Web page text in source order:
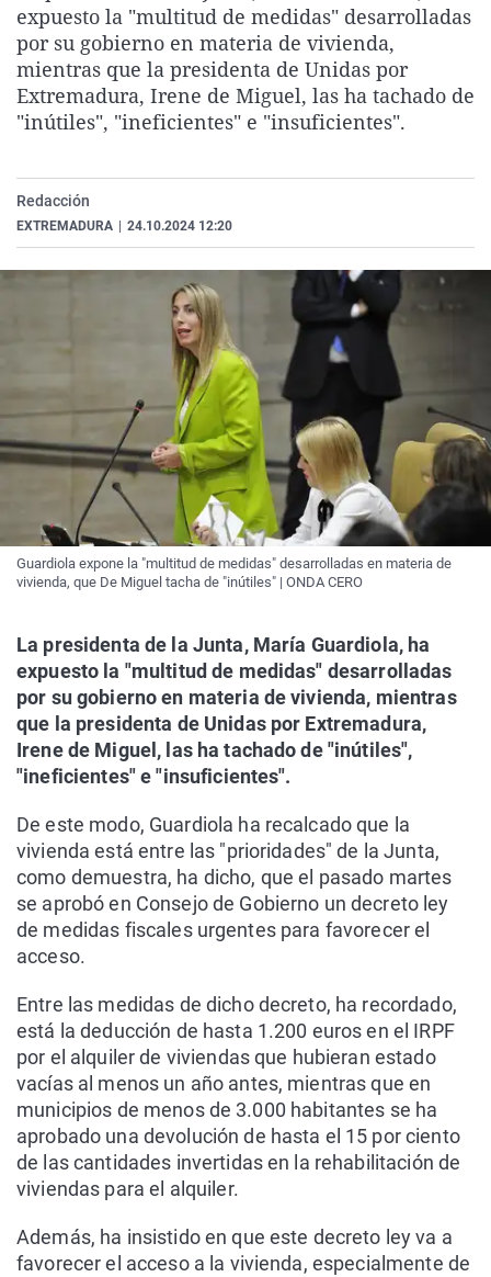
La rosa de los vientos
Gente viajera
Como el perro y el
Caso
Retornados
Equipo de
Operación Viuda
Extremadura
Galicia
La Rioja
Navarra
Virales
Televisión
Elecciones
expuesto la "multitud de medidas" desarrolladas
por su gobierno en materia de vivienda,
mientras que la presidenta de Unidas por
Extremadura, Irene de Miguel, las ha tachado de
"inútiles", "ineficientes" e "insuficientes".
Redacción
EXTREMADURA 24.10.2024 12:20
Guardiola expone la "multitud de medidas" desarrolladas en materia de
vivienda, que De Miguel tacha de "inútiles" | ONDA CERO
La presidenta de la Junta, María Guardiola, ha
expuesto la "multitud de medidas" desarrolladas
por su gobierno en materia de vivienda, mientras
que la presidenta de Unidas por Extremadura,
Irene de Miguel, las ha tachado de "inútiles",
"ineficientes" e "insuficientes".
De este modo, Guardiola ha recalcado que la
vivienda está entre las "prioridades" de la Junta,
como demuestra, ha dicho, que el pasado martes
se aprobó en Consejo de Gobierno un decreto ley
de medidas fiscales urgentes para favorecer el
acceso.
Entre las medidas de dicho decreto, ha recordado,
está la deducción de hasta 1.200 euros en el IRPF
por el alquiler de viviendas que hubieran estado
vacías al menos un año antes, mientras que en
municipios de menos de 3.000 habitantes se ha
aprobado una devolución de hasta el 15 por ciento
de las cantidades invertidas en la rehabilitación de
viviendas para el alquiler.
Además, ha insistido en que este decreto ley va a
favorecer el acceso a la vivienda, especialmente de